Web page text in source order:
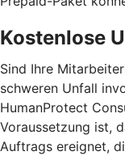
Kostenlose
Sind Ihre
schweren Unfall
HumanProtect
Voraussetzung ist,
Auftrags ereignet,